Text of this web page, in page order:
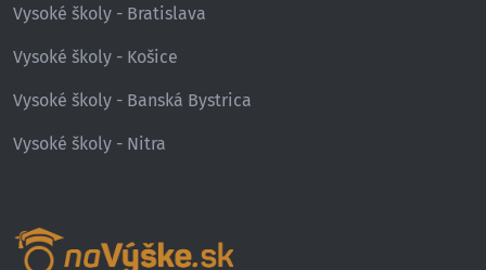
Vysoké školy - Bratislava
Vysoké školy - Košice
Vysoké školy - Banská Bystrica
Vysoké školy - Nitra